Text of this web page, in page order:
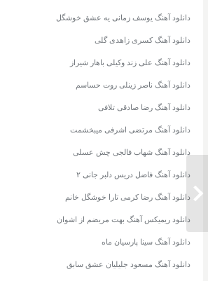
دانلود آهنگ نوران جانا
دانلود آهنگ یوسف زمانی یه عشق خوشگل
دانلود آهنگ کسری زاهدی گلی
دانلود آهنگ علی زند وکیلی باهار شیراز
دانلود آهنگ ناصر زینلی روت حساسم
دانلود آهنگ رضا صادقی تلافی
دانلود آهنگ مرتضی اشرفی میبخشمت
دانلود آهنگ شهاب فالجی چش عسلی
دانلود آهنگ فاضل دریس دلبر جانی ۲
دانلود آهنگ رضا کرمی تارا خوشگل خانم
دانلود ریمیکس آهنگ بهت مریضم از اشوان
دانلود آهنگ سینا پارسیان ماه
دانلود آهنگ مسعود جلیلیان عشق سابق